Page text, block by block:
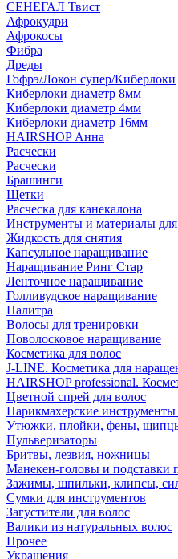
СЕНЕГАЛ Твист
Афрокудри
Афрокосы
Фибра
Дреды
Гофрэ/Локон супер/Киберлоки
Киберлоки диаметр 8мм
Киберлоки диаметр 4мм
Киберлоки диаметр 16мм
HAIRSHOP Анна
Расчески
Расчески
Брашинги
Щетки
Расческа для канекалона
Инструменты и материалы
Жидкость для снятия
Капсульное наращивание
Наращивание Ринг Стар
Ленточное наращивание
Голливудское наращивание
Палитра
Волосы для тренировки
Поволосковое наращивание
Косметика для волос
J-LINE. Косметика для
HAIRSHOP professional.
Цветной спрей для волос
Парикмахерские
Утюжки, плойки, фены,
Пульверизаторы
Бритвы, лезвия, ножницы
Манекен-головы и подставки
Зажимы, шпильки, клипсы,
Сумки для инструментов
Загустители для волос
Валики из натуральных волос
Прочее
Украшения